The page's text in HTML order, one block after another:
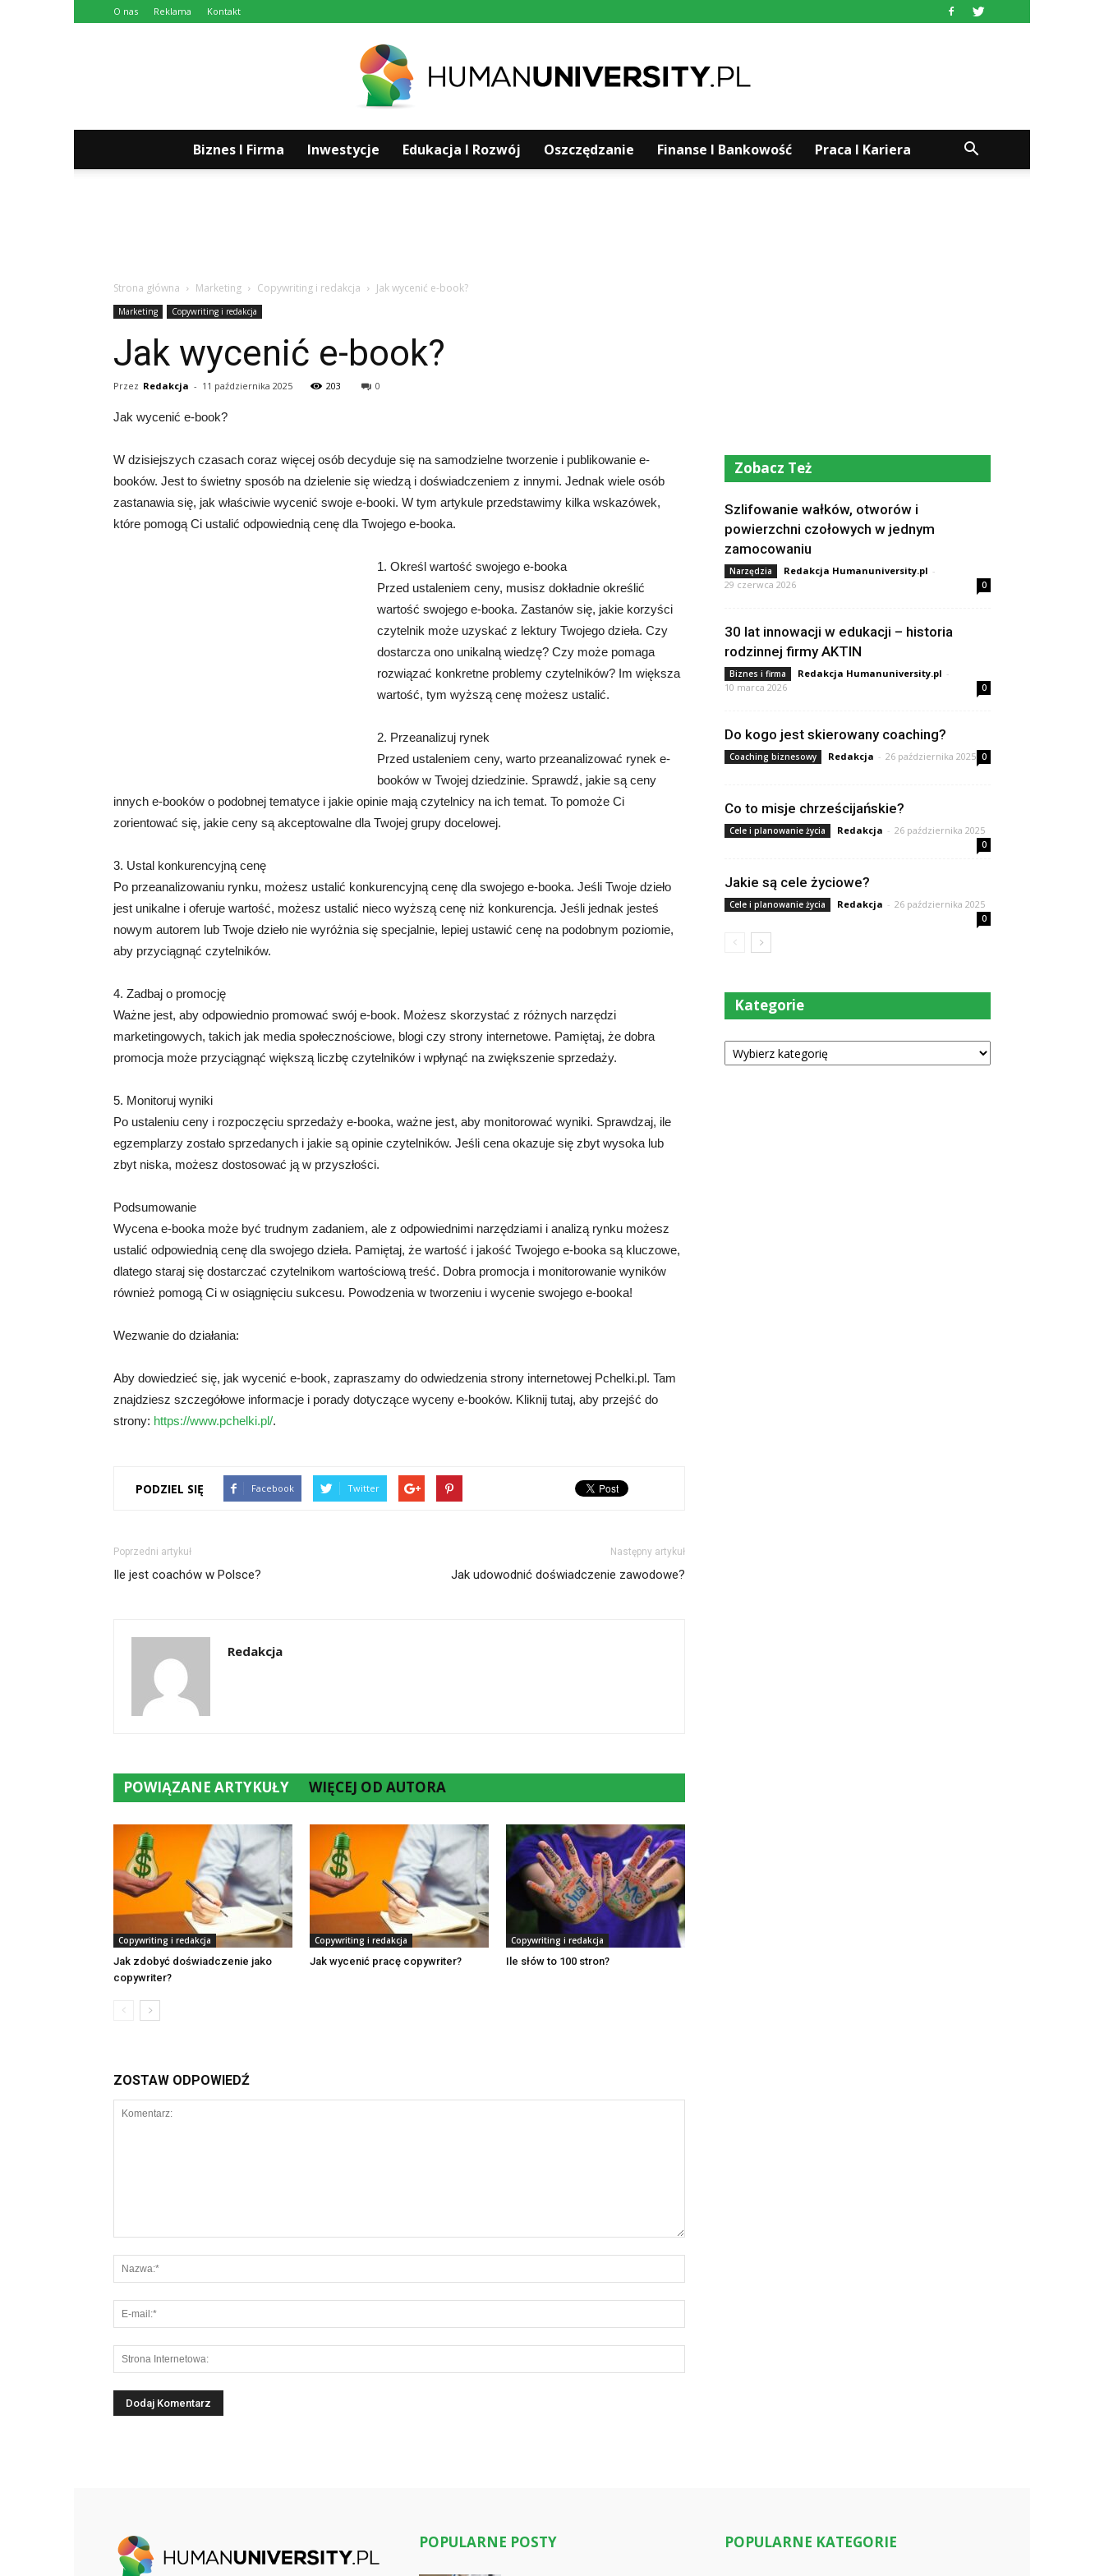
O nas Reklama Kontakt
Biznes I Firma Inwestycje Edukacja I Rozwój Oszczędzanie Finanse I Bankowość Praca I Kariera
Strona główna Marketing Copywriting i redakcja Jak wycenić e-book?
Marketing Copywriting i redakcja
Jak wycenić e-book?
Przez Redakcja - 11 października 2025 203 0
Jak wycenić e-book?
W dzisiejszych czasach coraz więcej osób decyduje się na samodzielne tworzenie i publikowanie e-
booków. Jest to świetny sposób na dzielenie się wiedzą i doświadczeniem z innymi. Jednak wiele osób
zastanawia się, jak właściwie wycenić swoje e-booki. W tym artykule przedstawimy kilka wskazówek,
które pomogą Ci ustalić odpowiednią cenę dla Twojego e-booka.
1. Określ wartość swojego e-booka
Przed ustaleniem ceny, musisz dokładnie określić
wartość swojego e-booka. Zastanów się, jakie korzyści
czytelnik może uzyskać z lektury Twojego dzieła. Czy
dostarcza ono unikalną wiedzę? Czy może pomaga
rozwiązać konkretne problemy czytelników? Im większa
wartość, tym wyższą cenę możesz ustalić.
2. Przeanalizuj rynek
Przed ustaleniem ceny, warto przeanalizować rynek e-
booków w Twojej dziedzinie. Sprawdź, jakie są ceny
innych e-booków o podobnej tematyce i jakie opinie mają czytelnicy na ich temat. To pomoże Ci
zorientować się, jakie ceny są akceptowalne dla Twojej grupy docelowej.
3. Ustal konkurencyjną cenę
Po przeanalizowaniu rynku, możesz ustalić konkurencyjną cenę dla swojego e-booka. Jeśli Twoje dzieło
jest unikalne i oferuje wartość, możesz ustalić nieco wyższą cenę niż konkurencja. Jeśli jednak jesteś
nowym autorem lub Twoje dzieło nie wyróżnia się specjalnie, lepiej ustawić cenę na podobnym poziomie,
aby przyciągnąć czytelników.
4. Zadbaj o promocję
Ważne jest, aby odpowiednio promować swój e-book. Możesz skorzystać z różnych narzędzi
marketingowych, takich jak media społecznościowe, blogi czy strony internetowe. Pamiętaj, że dobra
promocja może przyciągnąć większą liczbę czytelników i wpłynąć na zwiększenie sprzedaży.
5. Monitoruj wyniki
Po ustaleniu ceny i rozpoczęciu sprzedaży e-booka, ważne jest, aby monitorować wyniki. Sprawdzaj, ile
egzemplarzy zostało sprzedanych i jakie są opinie czytelników. Jeśli cena okazuje się zbyt wysoka lub
zbyt niska, możesz dostosować ją w przyszłości.
Podsumowanie
Wycena e-booka może być trudnym zadaniem, ale z odpowiednimi narzędziami i analizą rynku możesz
ustalić odpowiednią cenę dla swojego dzieła. Pamiętaj, że wartość i jakość Twojego e-booka są kluczowe,
dlatego staraj się dostarczać czytelnikom wartościową treść. Dobra promocja i monitorowanie wyników
również pomogą Ci w osiągnięciu sukcesu. Powodzenia w tworzeniu i wycenie swojego e-booka!
Wezwanie do działania:
Aby dowiedzieć się, jak wycenić e-book, zapraszamy do odwiedzenia strony internetowej Pchelki.pl. Tam
znajdziesz szczegółowe informacje i porady dotyczące wyceny e-booków. Kliknij tutaj, aby przejść do
strony: https://www.pchelki.pl/.
PODZIEL SIĘ Facebook Twitter
Poprzedni artykuł
Ile jest coachów w Polsce?
Następny artykuł
Jak udowodnić doświadczenie zawodowe?
Redakcja
POWIĄZANE ARTYKUŁY WIĘCEJ OD AUTORA
Copywriting i redakcja
Jak zdobyć doświadczenie jako
copywriter?
Copywriting i redakcja
Jak wycenić pracę copywriter?
Copywriting i redakcja
Ile słów to 100 stron?
ZOSTAW ODPOWIEDŹ
Zobacz Też
Szlifowanie wałków, otworów i
powierzchni czołowych w jednym
zamocowaniu
Narzędzia Redakcja Humanuniversity.pl -
29 czerwca 2026
0
30 lat innowacji w edukacji – historia
rodzinnej firmy AKTIN
Biznes i firma Redakcja Humanuniversity.pl -
10 marca 2026
0
Do kogo jest skierowany coaching?
Coaching biznesowy Redakcja - 26 października 2025 0
Co to misje chrześcijańskie?
Cele i planowanie życia Redakcja - 26 października 2025
0
Jakie są cele życiowe?
Cele i planowanie życia Redakcja - 26 października 2025
0
Kategorie
Kategorie
POPULARNE POSTY POPULARNE KATEGORIE